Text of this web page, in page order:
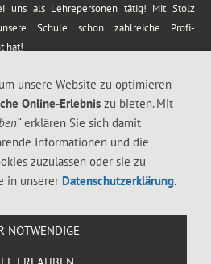
uns als Lehrepersonen tätig! Mit Stolz
Schule schon zahlreiche Profi-
hat!
Lassen Sie sich faszinieren von
angerührt mit sprachlichen Sequenzen,
Illusionen wie Kaninchen, Vasen, Seilen,
unsere Website zu optimieren
Online-Erlebnis zu bieten. Mit
erklären Sie sich damit
Informationen und die
zuzulassen oder sie zu
in unserer Datenschutzerklärung.
NOTWENDIGE